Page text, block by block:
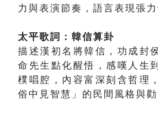
力與表演節奏，語言表現張力
太平歌詞：韓信算卦
描述漢初名將韓信，功成封
命先生點化醒悟，感嘆人生
樸唱腔，內容富深刻含哲理
俗中見智慧」的民間風格與勸